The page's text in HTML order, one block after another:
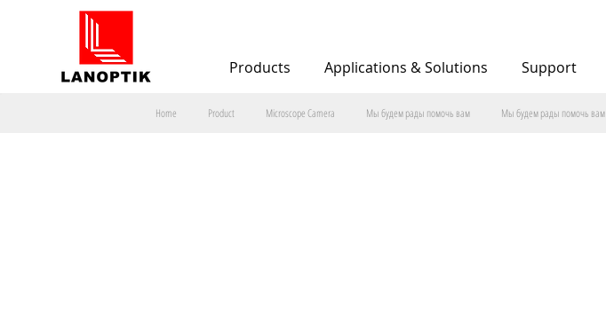
Products Applications & Solutions Support
Home Product Мы будем рады помочь вам
Microscope Camera Мы будем рады помочь вам